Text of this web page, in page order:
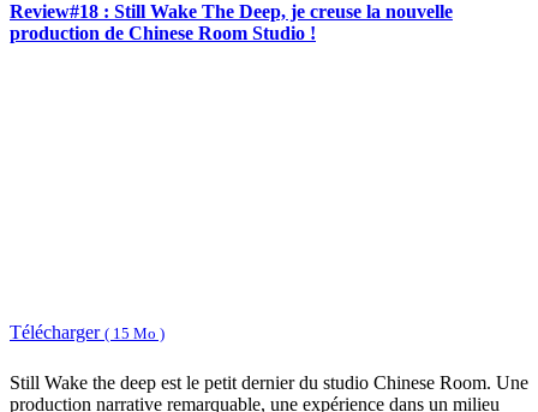
Review#18 : Still Wake The Deep, je creuse la nouvelle
production de Chinese Room Studio !
Télécharger ( 15 Mo )
Still Wake the deep est le petit dernier du studio Chinese Room. Une
production narrative remarquable, une expérience dans un milieu